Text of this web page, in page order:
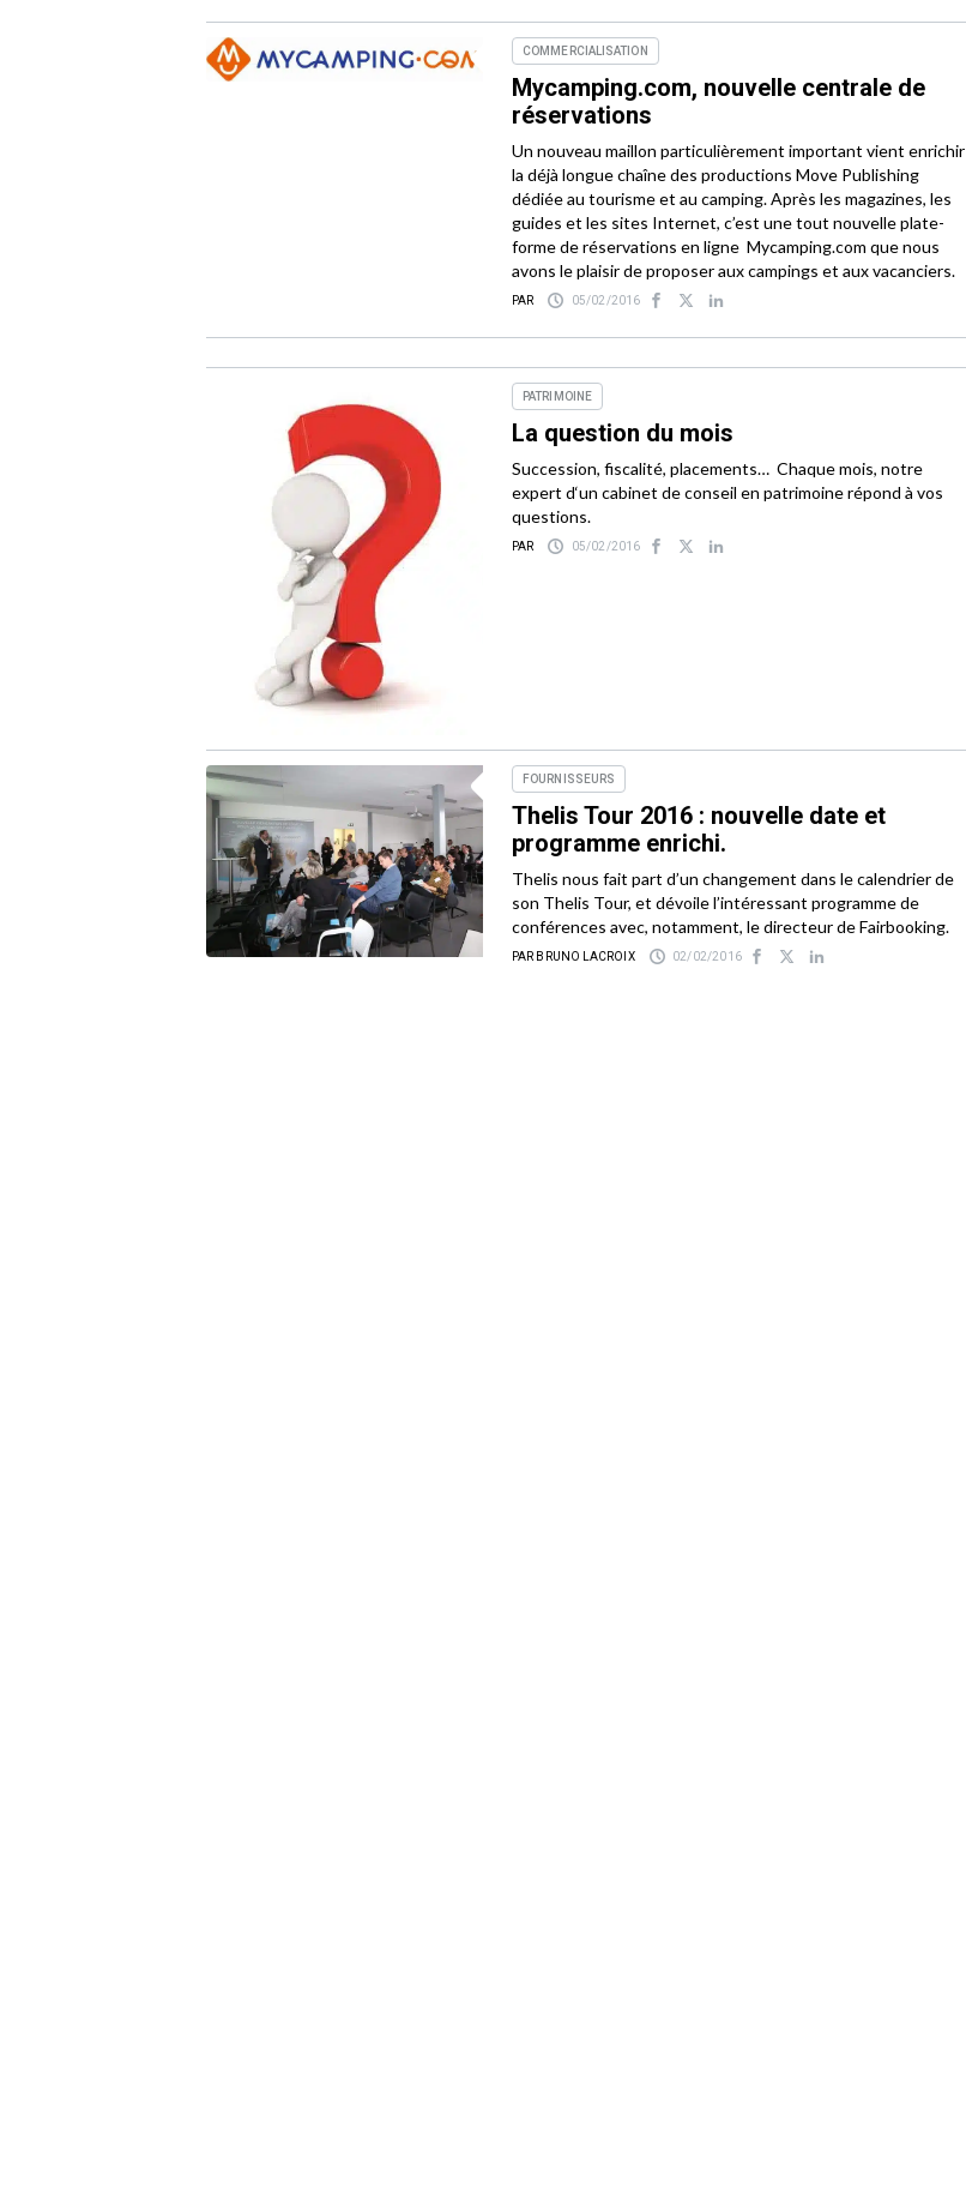
COMMERCIALISATION
Mycamping.com, nouvelle centrale de
réservations
Un nouveau maillon particulièrement important vient enrichir
la déjà longue chaîne des productions Move Publishing
dédiée au tourisme et au camping. Après les magazines, les
guides et les sites Internet, c’est une tout nouvelle plate-
forme de réservations en ligne Mycamping.com que nous
avons le plaisir de proposer aux campings et aux vacanciers.
PAR 05/02/2016
PATRIMOINE
La question du mois
Succession, fiscalité, placements… Chaque mois, notre
expert d‘un cabinet de conseil en patrimoine répond à vos
questions.
PAR 05/02/2016
FOURNISSEURS
Thelis Tour 2016 : nouvelle date et
programme enrichi.
Thelis nous fait part d’un changement dans le calendrier de
son Thelis Tour, et dévoile l’intéressant programme de
conférences avec, notamment, le directeur de Fairbooking.
PAR BRUNO LACROIX 02/02/2016